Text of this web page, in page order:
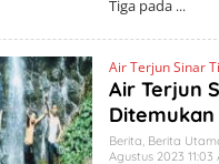
A
A
T
O
A
I
D
Tiga pada
Air Terjun Sinar
Air Terjun
Ditemukan
Berita, Berita
Agustus 2023 11:03